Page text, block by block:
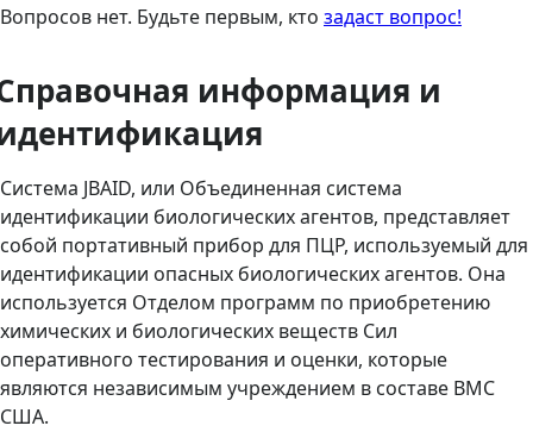
Вопросов нет. Будьте первым, кто задаст вопрос!
информация и
Система JBAID, или Объединенная система
идентификации биологических агентов, представляет
собой портативный прибор для ПЦР, используемый для
идентификации опасных биологических агентов. Она
используется Отделом программ по приобретению
химических и биологических веществ Сил
оперативного тестирования и оценки, которые
являются независимым учреждением в составе ВМС
США.